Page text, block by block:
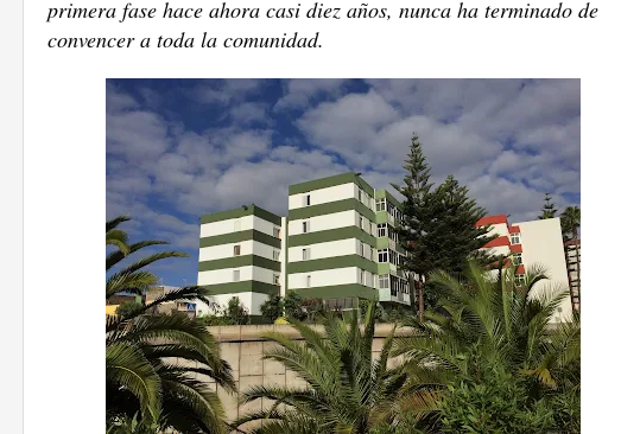
primera fase hace ahora casi diez años, nunca ha terminado de
convencer a toda la comunidad.